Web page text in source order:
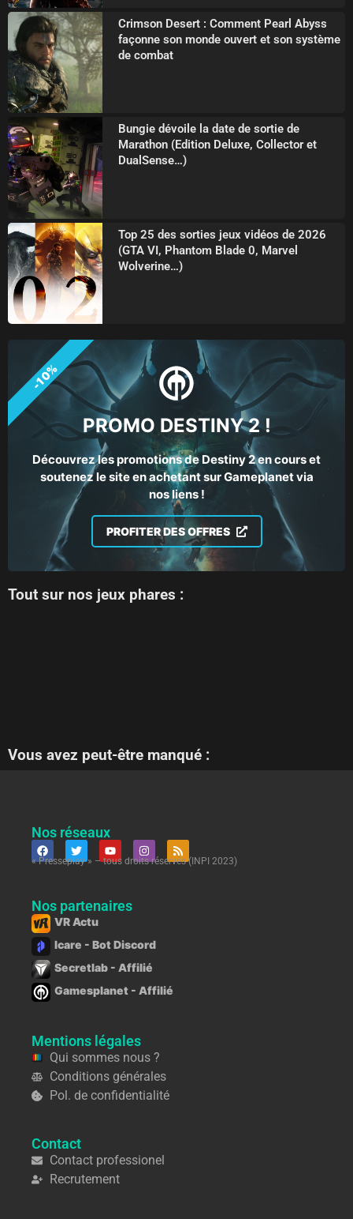
Crimson Desert : Comment Pearl Abyss
façonne son monde ouvert et son système
de combat
Bungie dévoile la date de sortie de
Marathon (Edition Deluxe, Collector et
DualSense…)
Top 25 des sorties jeux vidéos de 2026
(GTA VI, Phantom Blade 0, Marvel
Wolverine…)
PROMO DESTINY 2 !
Découvrez les promotions de Destiny 2 en cours et
soutenez le site en achetant sur Gameplanet via
nos liens !
PROFITER DES OFFRES
-10%
Tout sur nos jeux phares :
Vous avez peut-être manqué :
Nos réseaux
« Presseplay » – tous droits réservés (INPI 2023)
Nos partenaires
VR Actu
Icare - Bot Discord
Secretlab - Affilié
Gamesplanet - Affilié
Mentions légales
Qui sommes nous ?
Conditions générales
Pol. de confidentialité
Contact
Contact professionel
Recrutement